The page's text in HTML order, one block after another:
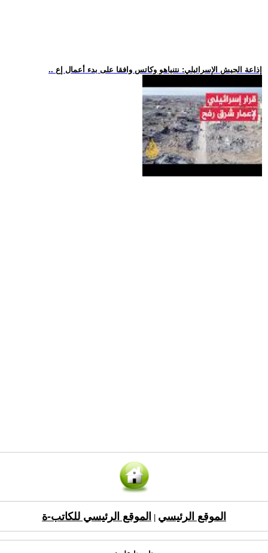
.. إذاعة الجيش الإسرائيلي: نتنياهو وكاتس وافقا على بدء أعمال إع
الموقع الرئيسي الموقع الرئيسي للكاتب-ة